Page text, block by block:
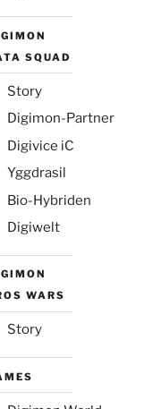
SQUAD
Story
Digimon-Partner
Digivice iC
Yggdrasil
Bio-Hybriden
Digiwelt
WARS
Story